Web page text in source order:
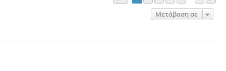
Μετάβαση σε